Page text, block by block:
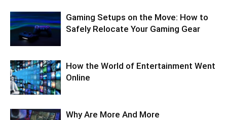
Gaming Setups on the Move: How to
Safely Relocate Your Gaming Gear
How the World of Entertainment Went
Online
Why Are More And More